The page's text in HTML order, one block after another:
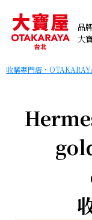
品
大
收購專門店・